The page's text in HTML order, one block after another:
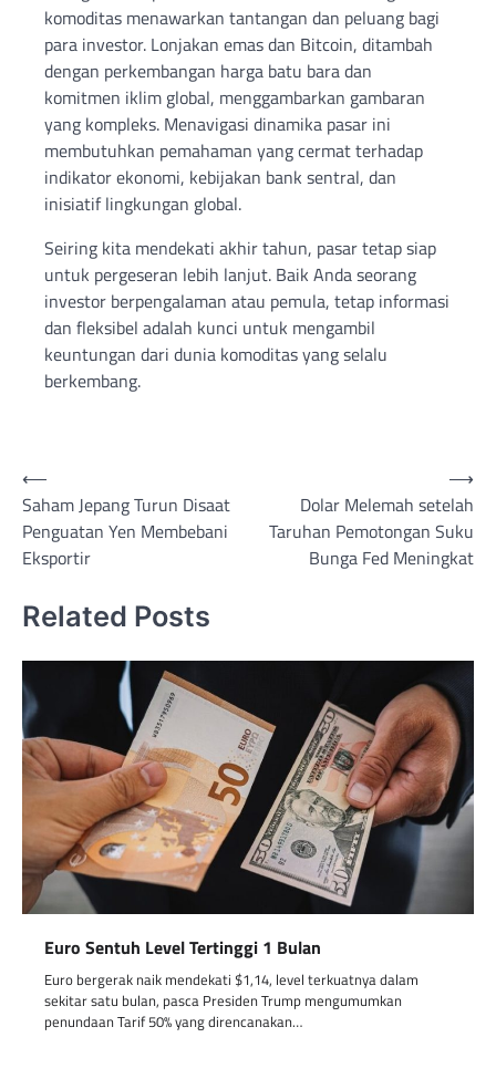
komoditas menawarkan tantangan dan peluang bagi
para investor. Lonjakan emas dan Bitcoin, ditambah
dengan perkembangan harga batu bara dan
komitmen iklim global, menggambarkan gambaran
yang kompleks. Menavigasi dinamika pasar ini
membutuhkan pemahaman yang cermat terhadap
indikator ekonomi, kebijakan bank sentral, dan
inisiatif lingkungan global.
Seiring kita mendekati akhir tahun, pasar tetap siap
untuk pergeseran lebih lanjut. Baik Anda seorang
investor berpengalaman atau pemula, tetap informasi
dan fleksibel adalah kunci untuk mengambil
keuntungan dari dunia komoditas yang selalu
berkembang.
Post
navigation
⟵
Saham Jepang Turun Disaat
Penguatan Yen Membebani
Eksportir
Dolar Melemah setelah
Taruhan Pemotongan Suku
Bunga Fed Meningkat
⟶
Related Posts
Euro Sentuh Level Tertinggi 1 Bulan
Euro bergerak naik mendekati $1,14, level terkuatnya dalam
sekitar satu bulan, pasca Presiden Trump mengumumkan
penundaan Tarif 50% yang direncanakan…